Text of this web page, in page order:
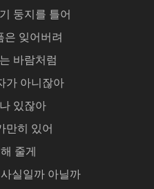
둥지를 틀어
은 잊어버려
바람처럼
가 아니잖아
있잖아
만히 있어
줄게
실일까 아닐까